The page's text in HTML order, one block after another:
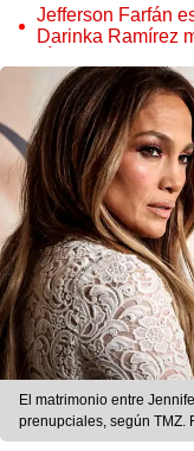
Jefferson Farfán
Darinka Ramírez
El matrimonio entre
prenupciales, según TMZ.